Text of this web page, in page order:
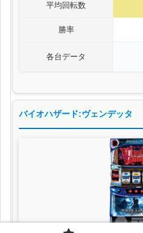
平均回転数
勝率
各台データ
バイオハザード:ヴェンデッタ